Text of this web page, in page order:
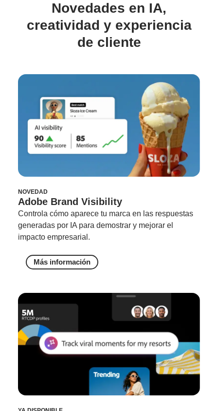
Novedades en IA,
creatividad y experiencia
de cliente
NOVEDAD
Adobe Brand Visibility
Controla cómo aparece tu marca en las respuestas
generadas por IA para demostrar y mejorar el
impacto empresarial.
Más información